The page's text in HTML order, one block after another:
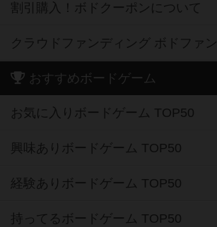
割引購入！ボドクーポンについて
クラウドファンディング ボドファン
おすすめボードゲーム
お気に入りボードゲーム TOP50
興味ありボードゲーム TOP50
経験ありボードゲーム TOP50
持ってるボードゲーム TOP50